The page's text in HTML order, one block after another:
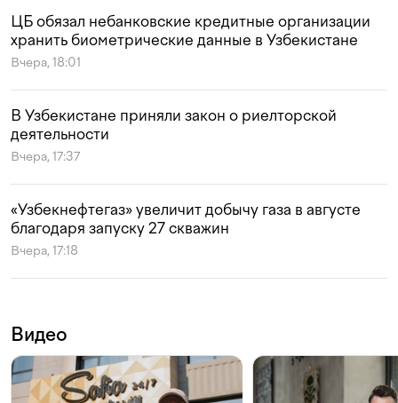
ЦБ обязал небанковские кредитные организации
хранить биометрические данные в Узбекистане
Вчера, 18:01
В Узбекистане приняли закон о риелторской
деятельности
Вчера, 17:37
«Узбекнефтегаз» увеличит добычу газа в августе
благодаря запуску 27 скважин
Вчера, 17:18
Видео